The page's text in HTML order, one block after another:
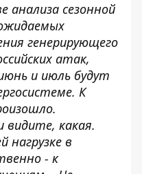
анализа сезонной
генерирующего
атак,
и июль будут
К
видите, какая.
нагрузке в
- к